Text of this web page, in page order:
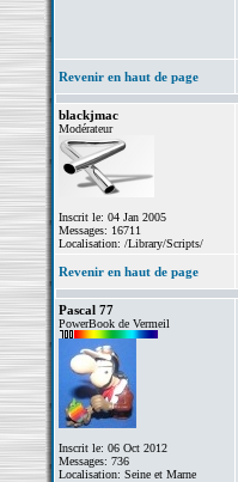
Revenir en haut de page
blackjmac
Modérateur
Inscrit le: 04 Jan 2005
Messages: 16711
Localisation: /Library/Scripts/
Revenir en haut de page
Pascal 77
PowerBook de Vermeil
Inscrit le: 06 Oct 2012
Messages: 736
Localisation: Seine et Marne